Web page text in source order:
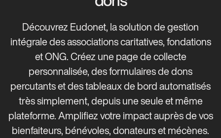
Découvrez Eudonet, la solution de gestion
intégrale des associations caritatives, fondations
et ONG. Créez une page de collecte
personnalisée, des formulaires de dons
percutants et des tableaux de bord automatisés
très simplement, depuis une seule et même
plateforme. Amplifiez votre impact auprès de vos
bienfaiteurs, bénévoles, donateurs et mécènes.